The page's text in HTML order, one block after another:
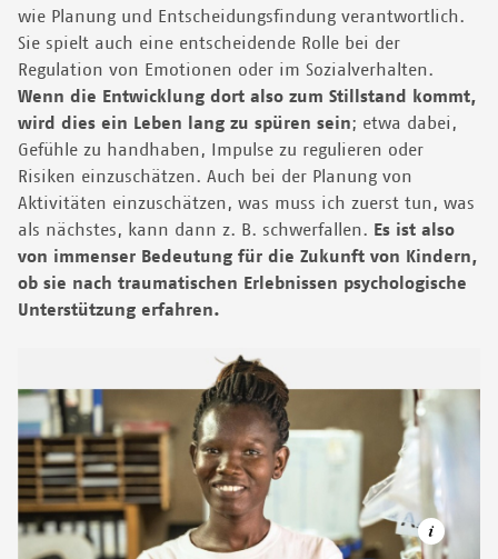
wie Planung und Entscheidungsfindung verantwortlich.
Sie spielt auch eine entscheidende Rolle bei der
Regulation von Emotionen oder im Sozialverhalten.
Wenn die Entwicklung dort also zum Stillstand kommt,
wird dies ein Leben lang zu spüren sein; etwa dabei,
Gefühle zu handhaben, Impulse zu regulieren oder
Risiken einzuschätzen. Auch bei der Planung von
Aktivitäten einzuschätzen, was muss ich zuerst tun, was
als nächstes, kann dann z. B. schwerfallen. Es ist also
von immenser Bedeutung für die Zukunft von Kindern,
ob sie nach traumatischen Erlebnissen psychologische
Unterstützung erfahren.